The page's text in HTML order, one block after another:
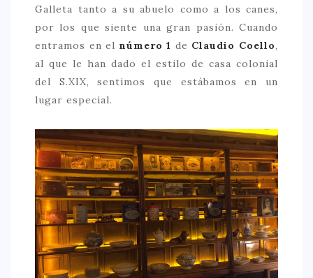
LIFESTYLE
BEAUTY
CONOCIENDO A …
ESCAPADAS
GOURMET
HEALTHY
SELECCIONES MESADE2
MAPA
POR SUS BAÑOS…
CONTACTO
Galleta tanto a su abuelo como a los canes,
por los que siente una gran pasión. Cuando
entramos en el número 1 de Claudio Coello,
al que le han dado el estilo de casa colonial
del S.XIX, sentimos que estábamos en un
lugar especial.